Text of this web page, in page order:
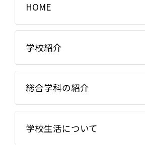
HOME
学校紹介
総合学科の紹介
学校生活について